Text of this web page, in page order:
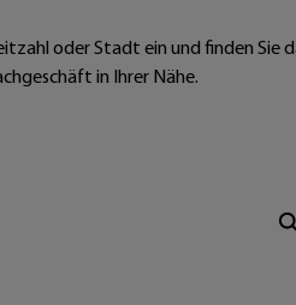
oder Stadt ein und finden Sie
in Ihrer Nähe.